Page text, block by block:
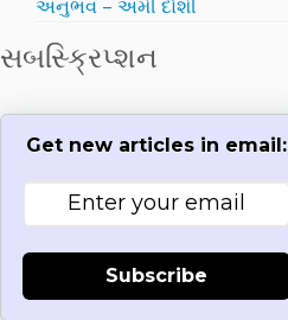
અનુભવ – અમી દોશી
સબસ્ક્રિપ્શન
Get new articles in email:
Subscribe